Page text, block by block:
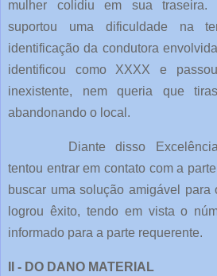
mulher colidiu em sua traseira.
suportou uma dificuldade na
identificação da condutora
identificou como XXXX e
inexistente, nem queria que
abandonando o local.
Diante disso
tentou entrar em contato com a
buscar uma solução amigável
logrou êxito, tendo em vista o
informado para a parte requerente.
II - DO DANO MATERIAL